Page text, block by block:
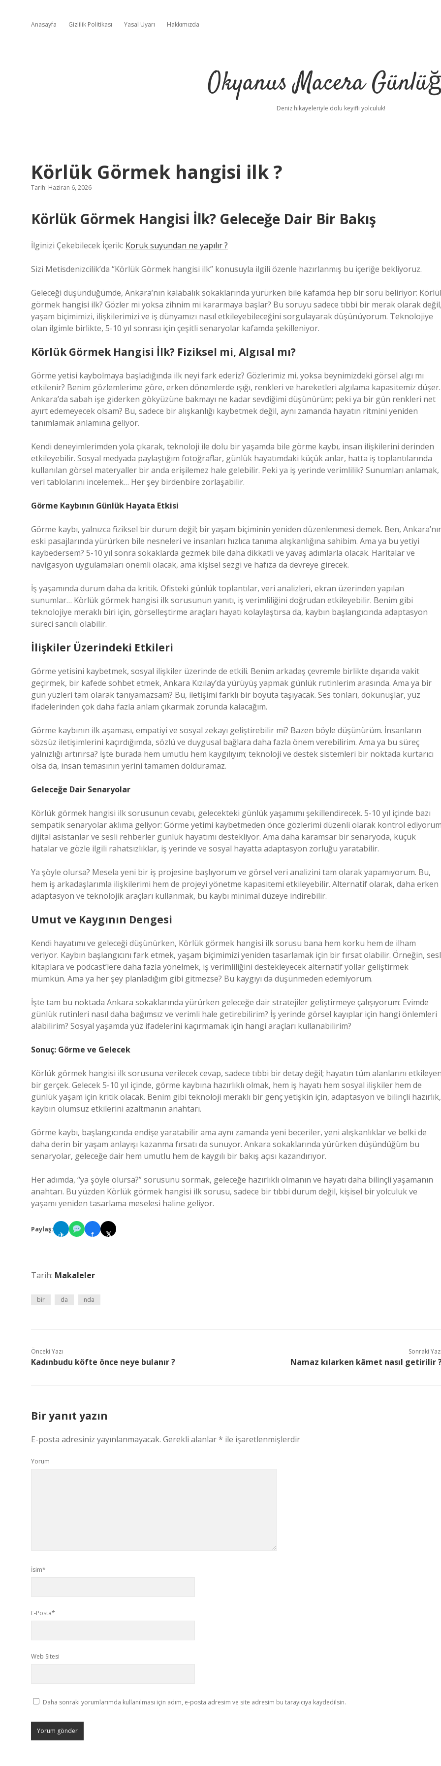
Anasayfa Gizlilik Politikası Yasal Uyarı Hakkımızda
Okyanus Macera
Deniz hikayeleriyle dolu keyifli yolculuk!
Körlük Görmek hangisi ilk ?
Tarih: Haziran 6, 2026
Körlük Görmek Hangisi İlk? Geleceğe Dair Bir Bakış
İlginizi Çekebilecek İçerik: Koruk suyundan ne yapılır ?
Sizi Metisdenizcilik’da “Körlük Görmek hangisi ilk” konusuyla ilgili özenle hazırlanmış bu içeriğe bekliyoruz.
Geleceği düşündüğümde, Ankara’nın kalabalık sokaklarında yürürken bile kafamda hep bir soru beliriyor:
görmek hangisi ilk? Gözler mi yoksa zihnim mi kararmaya başlar? Bu soruyu sadece tıbbi bir merak olarak
yaşam biçimimizi, ilişkilerimizi ve iş dünyamızı nasıl etkileyebileceğini sorgulayarak düşünüyorum. Teknolojiye
olan ilgimle birlikte, 5-10 yıl sonrası için çeşitli senaryolar kafamda şekilleniyor.
Körlük Görmek Hangisi İlk? Fiziksel mi, Algısal mı?
Görme yetisi kaybolmaya başladığında ilk neyi fark ederiz? Gözlerimiz mi, yoksa beynimizdeki görsel algı mı
etkilenir? Benim gözlemlerime göre, erken dönemlerde ışığı, renkleri ve hareketleri algılama kapasitemiz düşer.
Ankara’da sabah işe giderken gökyüzüne bakmayı ne kadar sevdiğimi düşünürüm; peki ya bir gün renkleri net
ayırt edemeyecek olsam? Bu, sadece bir alışkanlığı kaybetmek değil, aynı zamanda hayatın ritmini yeniden
tanımlamak anlamına geliyor.
Kendi deneyimlerimden yola çıkarak, teknoloji ile dolu bir yaşamda bile görme kaybı, insan ilişkilerini derinden
etkileyebilir. Sosyal medyada paylaştığım fotoğraflar, günlük hayatımdaki küçük anlar, hatta iş toplantılarında
kullanılan görsel materyaller bir anda erişilemez hale gelebilir. Peki ya iş yerinde verimlilik? Sunumları anlamak,
veri tablolarını incelemek… Her şey birdenbire zorlaşabilir.
Görme Kaybının Günlük Hayata Etkisi
Görme kaybı, yalnızca fiziksel bir durum değil; bir yaşam biçiminin yeniden düzenlenmesi demek. Ben,
eski pasajlarında yürürken bile nesneleri ve insanları hızlıca tanıma alışkanlığına sahibim. Ama ya bu yetiyi
kaybedersem? 5-10 yıl sonra sokaklarda gezmek bile daha dikkatli ve yavaş adımlarla olacak. Haritalar ve
navigasyon uygulamaları önemli olacak, ama kişisel sezgi ve hafıza da devreye girecek.
İş yaşamında durum daha da kritik. Ofisteki günlük toplantılar, veri analizleri, ekran üzerinden yapılan
sunumlar… Körlük görmek hangisi ilk sorusunun yanıtı, iş verimliliğini doğrudan etkileyebilir. Benim gibi
teknolojiye meraklı biri için, görselleştirme araçları hayatı kolaylaştırsa da, kaybın başlangıcında adaptasyon
süreci sancılı olabilir.
İlişkiler Üzerindeki Etkileri
Görme yetisini kaybetmek, sosyal ilişkiler üzerinde de etkili. Benim arkadaş çevremle birlikte dışarıda vakit
geçirmek, bir kafede sohbet etmek, Ankara Kızılay’da yürüyüş yapmak günlük rutinlerim arasında. Ama ya bir
gün yüzleri tam olarak tanıyamazsam? Bu, iletişimi farklı bir boyuta taşıyacak. Ses tonları, dokunuşlar, yüz
ifadelerinden çok daha fazla anlam çıkarmak zorunda kalacağım.
Görme kaybının ilk aşaması, empatiyi ve sosyal zekayı geliştirebilir mi? Bazen böyle düşünürüm. İnsanların
sözsüz iletişimlerini kaçırdığımda, sözlü ve duygusal bağlara daha fazla önem verebilirim. Ama ya bu süreç
yalnızlığı artırırsa? İşte burada hem umutlu hem kaygılıyım; teknoloji ve destek sistemleri bir noktada kurtarıcı
olsa da, insan temasının yerini tamamen dolduramaz.
Geleceğe Dair Senaryolar
Körlük görmek hangisi ilk sorusunun cevabı, gelecekteki günlük yaşamımı şekillendirecek. 5-10 yıl içinde bazı
sempatik senaryolar aklıma geliyor: Görme yetimi kaybetmeden önce gözlerimi düzenli olarak kontrol
dijital asistanlar ve sesli rehberler günlük hayatımı destekliyor. Ama daha karamsar bir senaryoda, küçük
hatalar ve gözle ilgili rahatsızlıklar, iş yerinde ve sosyal hayatta adaptasyon zorluğu yaratabilir.
Ya şöyle olursa? Mesela yeni bir iş projesine başlıyorum ve görsel veri analizini tam olarak yapamıyorum. Bu,
hem iş arkadaşlarımla ilişkilerimi hem de projeyi yönetme kapasitemi etkileyebilir. Alternatif olarak, daha erken
adaptasyon ve teknolojik araçları kullanmak, bu kaybı minimal düzeye indirebilir.
Umut ve Kaygının Dengesi
Kendi hayatımı ve geleceği düşünürken, Körlük görmek hangisi ilk sorusu bana hem korku hem de ilham
veriyor. Kaybın başlangıcını fark etmek, yaşam biçimimizi yeniden tasarlamak için bir fırsat olabilir. Örneğin,
kitaplara ve podcast’lere daha fazla yönelmek, iş verimliliğini destekleyecek alternatif yollar geliştirmek
mümkün. Ama ya her şey planladığım gibi gitmezse? Bu kaygıyı da düşünmeden edemiyorum.
İşte tam bu noktada Ankara sokaklarında yürürken geleceğe dair stratejiler geliştirmeye çalışıyorum: Evimde
günlük rutinleri nasıl daha bağımsız ve verimli hale getirebilirim? İş yerinde görsel kayıplar için hangi önlemleri
alabilirim? Sosyal yaşamda yüz ifadelerini kaçırmamak için hangi araçları kullanabilirim?
Sonuç: Görme ve Gelecek
Körlük görmek hangisi ilk sorusuna verilecek cevap, sadece tıbbi bir detay değil; hayatın tüm alanlarını
bir gerçek. Gelecek 5-10 yıl içinde, görme kaybına hazırlıklı olmak, hem iş hayatı hem sosyal ilişkiler hem de
günlük yaşam için kritik olacak. Benim gibi teknoloji meraklı bir genç yetişkin için, adaptasyon ve bilinçli hazırlık,
kaybın olumsuz etkilerini azaltmanın anahtarı.
Görme kaybı, başlangıcında endişe yaratabilir ama aynı zamanda yeni beceriler, yeni alışkanlıklar ve belki de
daha derin bir yaşam anlayışı kazanma fırsatı da sunuyor. Ankara sokaklarında yürürken düşündüğüm bu
senaryolar, geleceğe dair hem umutlu hem de kaygılı bir bakış açısı kazandırıyor.
Her adımda, “ya şöyle olursa?” sorusunu sormak, geleceğe hazırlıklı olmanın ve hayatı daha bilinçli yaşamanın
anahtarı. Bu yüzden Körlük görmek hangisi ilk sorusu, sadece bir tıbbi durum değil, kişisel bir yolculuk ve
yaşamı yeniden tasarlama meselesi haline geliyor.
Paylaş:
✈ f 𝕏
Tarih: Makaleler
bir da nda
Önceki Yazı
Kadınbudu köfte önce neye bulanır ?
Sonraki
Namaz kılarken kâmet nasıl getirilir
Bir yanıt yazın
E-posta adresiniz yayınlanmayacak. Gerekli alanlar* ile işaretlenmişlerdir
Yorum
İsim*
E-Posta*
Web Sitesi
Daha sonraki yorumlarımda kullanılması için adım, e-posta adresim ve site adresim bu tarayıcıya kaydedilsin.